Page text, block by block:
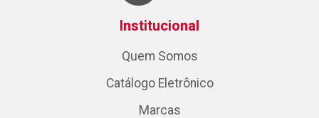
Institucional
Quem Somos
Catálogo Eletrônico
Marcas